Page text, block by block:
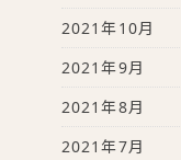
2021年10月
2021年9月
2021年8月
2021年7月